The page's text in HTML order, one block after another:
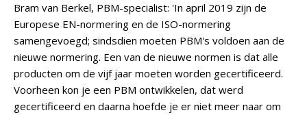
Bram van Berkel, PBM-specialist: 'In april 2019 zijn de
Europese EN-normering en de ISO-normering
samengevoegd; sindsdien moeten PBM's voldoen aan de
nieuwe normering. Een van de nieuwe normen is dat alle
producten om de vijf jaar moeten worden gecertificeerd.
Voorheen kon je een PBM ontwikkelen, dat werd
gecertificeerd en daarna hoefde je er niet meer naar om